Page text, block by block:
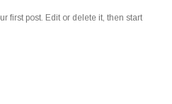
first post. Edit or delete it, then start